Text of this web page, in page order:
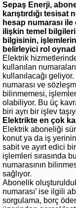
Sepaş Enerji,
karıştırdığı
hesap numarası ile
ilişkin temel
bilgisinin,
belirleyici rol
Elektrik
kullanılan
kullanılacağı
numarası ve
bilinmemesi,
olabiliyor. Bu üç
biri ayrı bir işlev
Elektrikte en çok
Elektrik aboneliği
konut ya da iş
sabit ve ayırt edici
işlemleri sırasında
numarasının
sağlıyor.
Abonelik
numarası’ ise ilgili
sorgulama, borç